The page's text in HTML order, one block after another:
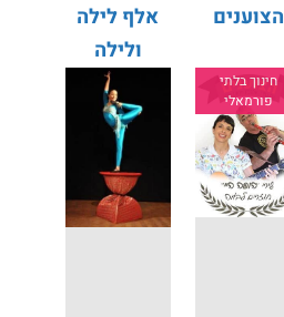
הצוענים
חינוך בלתי
פורמאלי
אלף לילה
ולילה